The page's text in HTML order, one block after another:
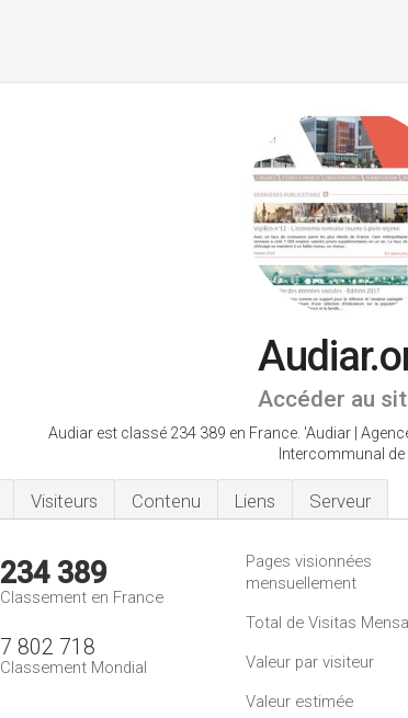
Accéder au
Audiar est classé 234 389 en France. 'Audiar |
Intercommunal de
Visiteurs Contenu Liens Serveur
234 389
Classement en France
7 802 718
Classement Mondial
Pages visionnées
mensuellement
Total de Visitas
Valeur par visiteur
Valeur estimée